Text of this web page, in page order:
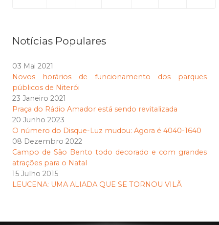
Notícias Populares
03 Mai 2021
Novos horários de funcionamento dos parques
públicos de Niterói
23 Janeiro 2021
Praça do Rádio Amador está sendo revitalizada
20 Junho 2023
O número do Disque-Luz mudou: Agora é 4040-1640
08 Dezembro 2022
Campo de São Bento todo decorado e com grandes
atrações para o Natal
15 Julho 2015
LEUCENA: UMA ALIADA QUE SE TORNOU VILÃ